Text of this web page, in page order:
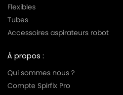
Flexibles
Tubes
Accessoires aspirateurs robot
À propos :
Qui sommes nous ?
Compte Spirfix Pro